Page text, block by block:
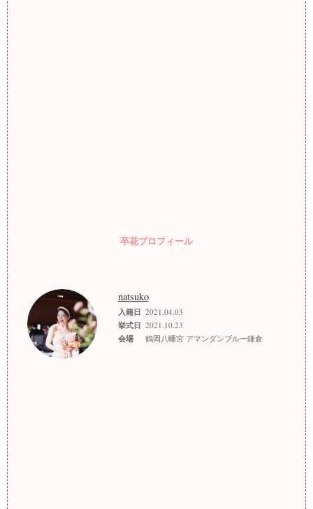
卒花プロフィール
natsuko
入籍日 2021.04.03
挙式日 2021.10.23
会場 鶴岡八幡宮 アマンダンブルー鎌倉